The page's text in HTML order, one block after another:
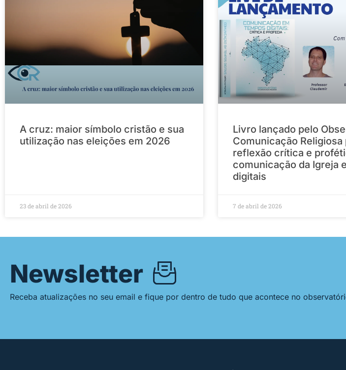
A cruz: maior símbolo cristão e sua
utilização nas eleições em 2026
23 de abril de 2026
Livro lançado pelo
Comunicação Religiosa
reflexão crítica e
comunicação da Igreja
digitais
7 de abril de 2026
Newsletter
Receba atualizações no seu email e fique por dentro de tudo que acontece no